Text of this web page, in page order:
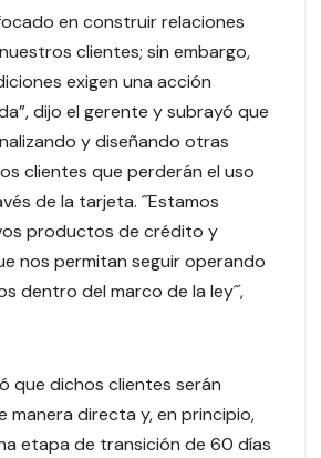
en construir relaciones
clientes; sin embargo,
exigen una acción
dijo el gerente y subrayó que
y diseñando otras
clientes que perderán el uso
de la tarjeta. ´´Estamos
productos de crédito y
nos permitan seguir operando
dentro del marco de la ley´´,
que dichos clientes serán
directa y, en principio,
etapa de transición de 60 días